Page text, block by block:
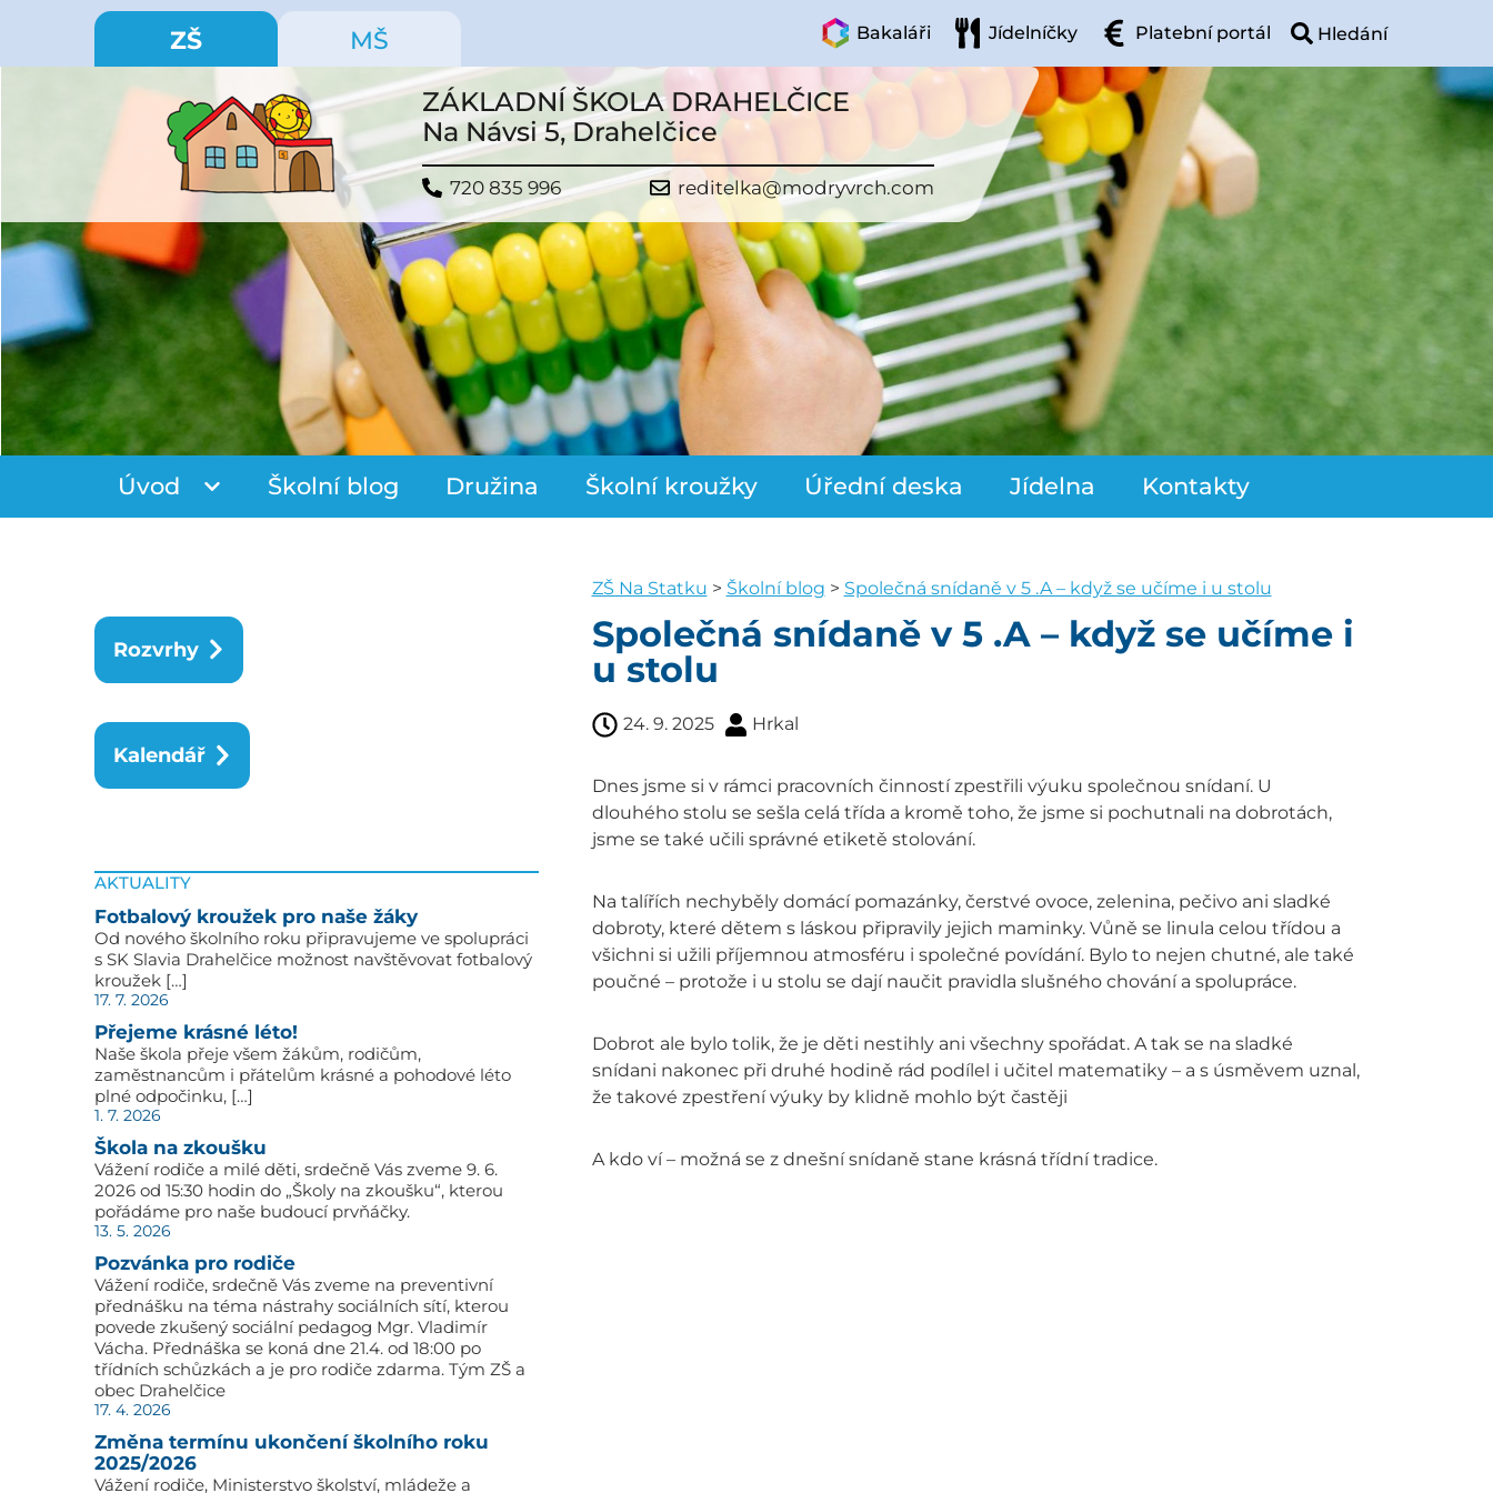
ZŠ MŠ Bakaláři Jídelníčky Platební portál
ZÁKLADNÍ ŠKOLA DRAHELČICE
Na Návsi 5, Drahelčice
720 835 996 reditelka@modryvrch.com
Úvod Školní blog Družina Školní kroužky Úřední deska Jídelna Kontakty
Rozvrhy
Kalendář
AKTUALITY
Fotbalový kroužek pro naše žáky
Od nového školního roku připravujeme ve spolupráci
s SK Slavia Drahelčice možnost navštěvovat fotbalový
kroužek […]
17. 7. 2026
Přejeme krásné léto!
Naše škola přeje všem žákům, rodičům,
zaměstnancům i přátelům krásné a pohodové léto
plné odpočinku, […]
1. 7. 2026
Škola na zkoušku
Vážení rodiče a milé děti, srdečně Vás zveme 9. 6.
2026 od 15:30 hodin do „Školy na zkoušku“, kterou
pořádáme pro naše budoucí prvňáčky.
13. 5. 2026
Pozvánka pro rodiče
Vážení rodiče, srdečně Vás zveme na preventivní
přednášku na téma nástrahy sociálních sítí, kterou
povede zkušený sociální pedagog Mgr. Vladimír
Vácha. Přednáška se koná dne 21.4. od 18:00 po
třídních schůzkách a je pro rodiče zdarma. Tým ZŠ a
obec Drahelčice
17. 4. 2026
Změna termínu ukončení školního roku
2025/2026
Vážení rodiče, Ministerstvo školství, mládeže a
ZŠ Na Statku > Školní blog > Společná snídaně v 5 .A – když se učíme i u stolu
Společná snídaně v 5 .A – když se učíme i
u stolu
24. 9. 2025 Hrkal
Dnes jsme si v rámci pracovních činností zpestřili výuku společnou snídaní. U
dlouhého stolu se sešla celá třída a kromě toho, že jsme si pochutnali na dobrotách,
jsme se také učili správné etiketě stolování.
Na talířích nechyběly domácí pomazánky, čerstvé ovoce, zelenina, pečivo ani sladké
dobroty, které dětem s láskou připravily jejich maminky. Vůně se linula celou třídou a
všichni si užili příjemnou atmosféru i společné povídání. Bylo to nejen chutné, ale také
poučné – protože i u stolu se dají naučit pravidla slušného chování a spolupráce.
Dobrot ale bylo tolik, že je děti nestihly ani všechny spořádat. A tak se na sladké
snídani nakonec při druhé hodině rád podílel i učitel matematiky – a s úsměvem uznal,
že takové zpestření výuky by klidně mohlo být častěji
A kdo ví – možná se z dnešní snídaně stane krásná třídní tradice.